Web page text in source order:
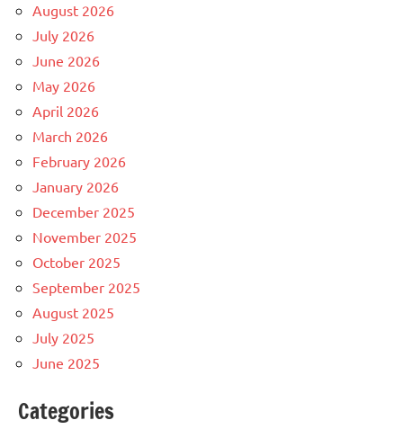
August 2026
July 2026
June 2026
May 2026
April 2026
March 2026
February 2026
January 2026
December 2025
November 2025
October 2025
September 2025
August 2025
July 2025
June 2025
Categories